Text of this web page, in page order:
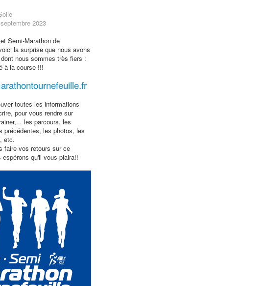
2023
Semi-Marathon de
la surprise que nous avons
nous sommes très fiers :
à la course !!!
toutes les informations
pour vous rendre sur
les parcours, les
précédentes, les photos, les
etc.
faire vos retours sur ce
qu'il vous plaira!!